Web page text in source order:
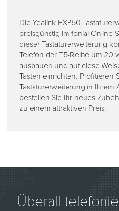
Die Yealink EXP50
preisgünstig im fonial Online
dieser Tastaturerweiterung
Telefon der T5-Reihe um 20
ausbauen und auf diese
Tasten einrichten. Profitieren
Tastaturerweiterung in Ihrem
bestellen Sie Ihr neues
zu einem attraktiven Preis.
Überall